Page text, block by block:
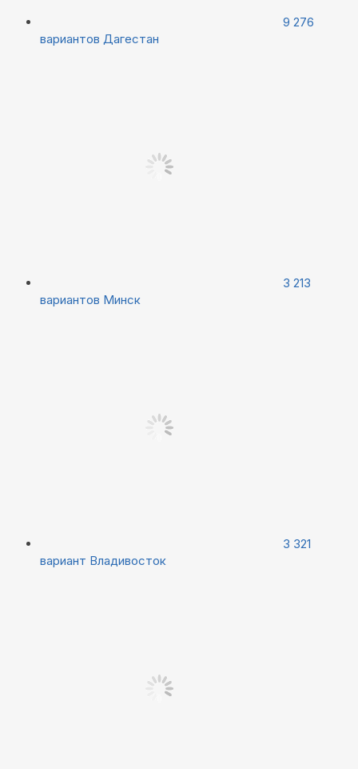
9 276
вариантов Дагестан
3 213
вариантов Минск
3 321
вариант Владивосток